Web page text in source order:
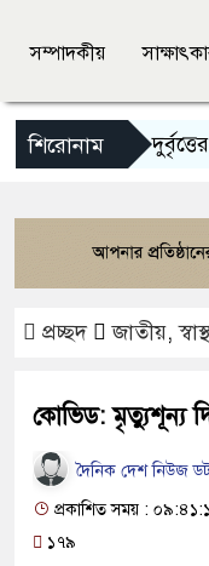
সম্পাদকীয়
শিরোনাম
মিরপুরে দুর্বৃত্তের
প্রচ্ছদ জাতীয়,
কোভিড: মৃত্যুশূন্য
দৈনিক দেশ নিউজ
প্রকাশিত সময় :
১৭৯